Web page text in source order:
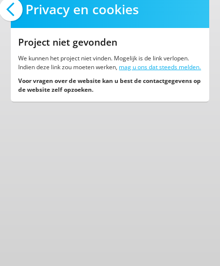
Privacy en cookies
Project niet gevonden
We kunnen het project niet vinden. Mogelijk is de link verlopen.
Indien deze link zou moeten werken, mag u ons dat steeds melden.
Voor vragen over de website kan u best de contactgegevens op
de website zelf opzoeken.